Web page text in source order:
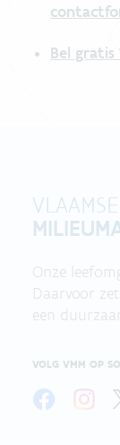
Bel gratis
VLAAMSE
Onze
Daarvoor
een
VOLG VMM OP